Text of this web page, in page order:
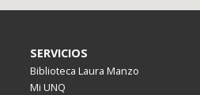
SERVICIOS
Biblioteca Laura Manzo
Mi UNQ